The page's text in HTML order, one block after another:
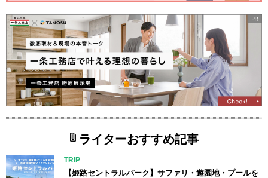
ライターおすすめ記事
TRIP
【姫路セントラルパーク】サファリ・遊園地・プールを